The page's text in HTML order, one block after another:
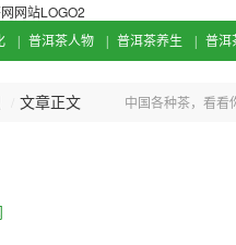
普洱茶人物 普洱茶养生 普洱
文章正文
中国各种茶，看看